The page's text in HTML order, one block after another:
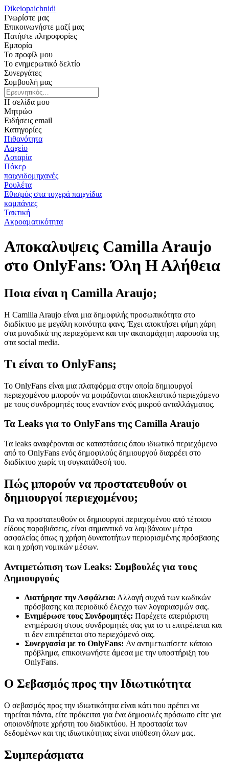
Dikeiopaichnidi
Γνωρίστε μας
Επικοινωνήστε μαζί μας
Πατήστε πληροφορίες
Εμπορία
Το προφίλ μου
Το ενημερωτικό δελτίο
Συνεργάτες
Συμβουλή μας
Η σελίδα μου
Μητρώο
Ειδήσεις email
Κατηγορίες
Πιθανότητα
Λαχείο
Λοταρία
Πόκερ
παιχνιδομηχανές
Ρουλέτα
Εθισμός στα τυχερά παιχνίδια
καμπάνιες
Τακτική
Ακροαματικότητα
Αποκαλυψεις Camilla Araujo
στο OnlyFans: Όλη Η Αλήθεια
Ποια είναι η Camilla Araujo;
Η Camilla Araujo είναι μια δημοφιλής προσωπικότητα στο
διαδίκτυο με μεγάλη κοινότητα φανς. Έχει αποκτήσει φήμη χάρη
στα μοναδικά της περιεχόμενα και την ακαταμάχητη παρουσία της
στα social media.
Τι είναι το OnlyFans;
To OnlyFans είναι μια πλατφόρμα στην οποία δημιουργοί
περιεχομένου μπορούν να μοιράζονται αποκλειστικό περιεχόμενο
με τους συνδρομητές τους εναντίον ενός μικρού ανταλλάγματος.
Τα Leaks για το OnlyFans της Camilla Araujo
Τα leaks αναφέρονται σε καταστάσεις όπου ιδιωτικό περιεχόμενο
από το OnlyFans ενός δημοφιλούς δημιουργού διαρρέει στο
διαδίκτυο χωρίς τη συγκατάθεσή του.
Πώς μπορούν να προστατευθούν οι
δημιουργοί περιεχομένου;
Για να προστατευθούν οι δημιουργοί περιεχομένου από τέτοιου
είδους παραβιάσεις, είναι σημαντικό να λαμβάνουν μέτρα
ασφαλείας όπως η χρήση δυνατοτήτων περιορισμένης πρόσβασης
και η χρήση νομικών μέσων.
Αντιμετώπιση των Leaks: Συμβουλές για τους
Δημιουργούς
Διατήρησε την Ασφάλεια: Αλλαγή συχνά των κωδικών
πρόσβασης και περιοδικό έλεγχο των λογαριασμών σας.
Ενημέρωσε τους Συνδρομητές: Παρέχετε απεριόριστη
ενημέρωση στους συνδρομητές σας για το τι επιτρέπεται και
τι δεν επιτρέπεται στο περιεχόμενό σας.
Συνεργασία με το OnlyFans: Αν αντιμετωπίσετε κάποιο
πρόβλημα, επικοινωνήστε άμεσα με την υποστήριξη του
OnlyFans.
Ο Σεβασμός προς την Ιδιωτικότητα
Ο σεβασμός προς την ιδιωτικότητα είναι κάτι που πρέπει να
τηρείται πάντα, είτε πρόκειται για ένα δημοφιλές πρόσωπο είτε για
οποιονδήποτε χρήστη του διαδικτύου. Η προστασία των
δεδομένων και της ιδιωτικότητας είναι υπόθεση όλων μας.
Συμπεράσματα